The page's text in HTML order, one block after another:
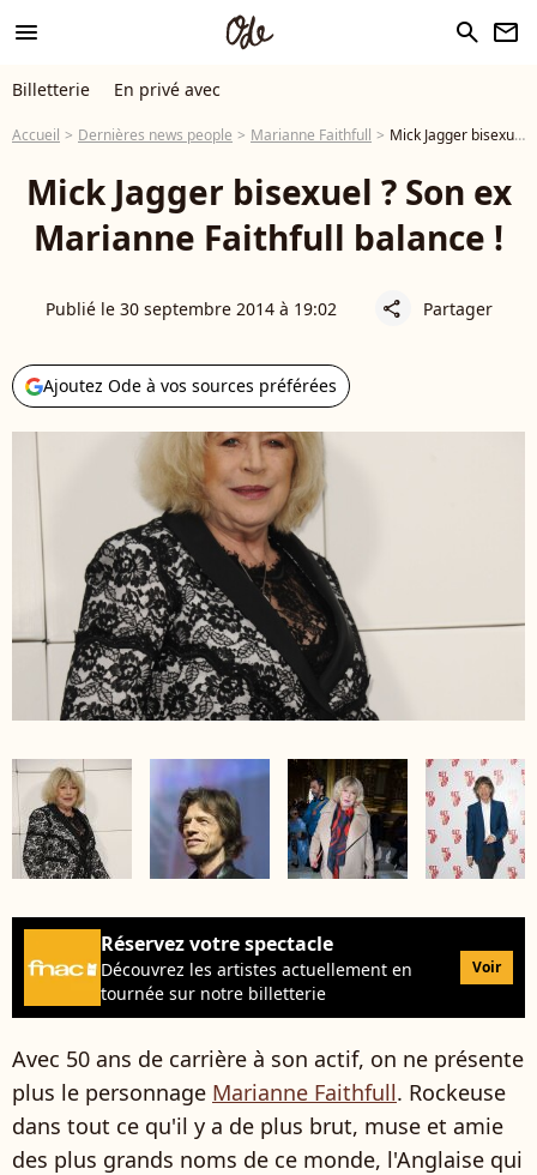
menu search newsletter
Billetterie En privé avec
Accueil Dernières news people Marianne Faithfull Mick Jagger bisexuel ? Son ex Marianne Faithfull balance !
Mick Jagger bisexuel ? Son ex
Marianne Faithfull balance !
Publié le 30 septembre 2014 à 19:02 share Partager
Ajoutez Ode à vos sources préférées
Réservez votre spectacle
Découvrez les artistes actuellement en
tournée sur notre billetterie
Voir
Avec 50 ans de carrière à son actif, on ne présente
plus le personnage Marianne Faithfull. Rockeuse
dans tout ce qu'il y a de plus brut, muse et amie
des plus grands noms de ce monde, l'Anglaise qui